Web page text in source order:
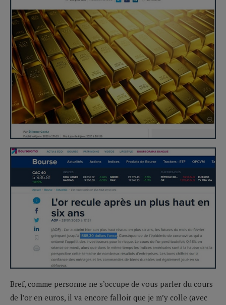
Bref, comme personne ne s’occupe de vous parler du cours
de l’or en euros, il va encore falloir que je m’y colle (avec